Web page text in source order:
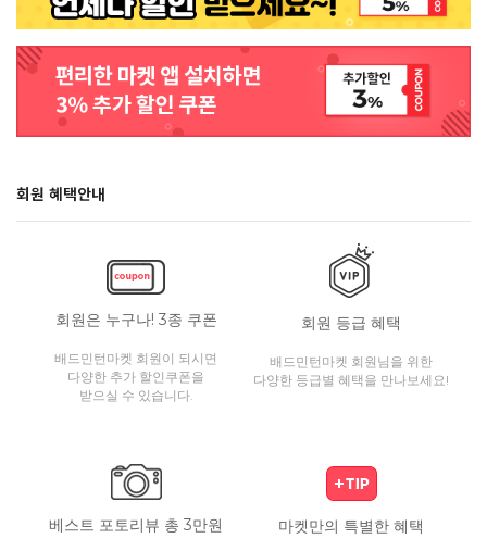
회원 혜택안내
회원은 누구나! 3종 쿠폰
배드민턴마켓 회원이 되시면
다양한 추가 할인쿠폰을
받으실 수 있습니다.
회원 등급 혜택
배드민턴마켓 회원님을 위한
다양한 등급별 혜택을 만나보세요!
베스트 포토리뷰 총 3만원 마켓만의 특별한 혜택